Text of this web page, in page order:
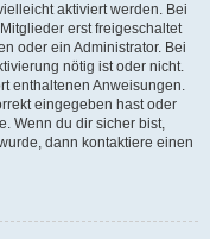
aktiviert werden. Bei
erst freigeschaltet
oder ein Administrator. Bei
nötig ist oder nicht.
enthaltenen Anweisungen.
eingegeben hast oder
Wenn du dir sicher bist,
dann kontaktiere einen